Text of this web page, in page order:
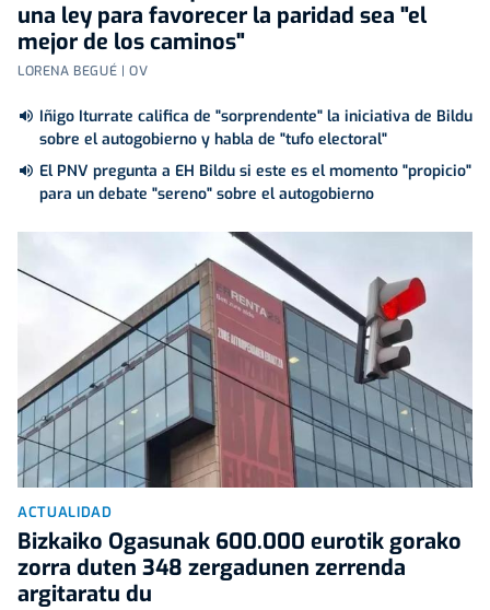
una ley para favorecer la paridad sea "el
mejor de los caminos"
LORENA BEGUÉ | OV
Iñigo Iturrate califica de "sorprendente" la iniciativa de Bildu
sobre el autogobierno y habla de "tufo electoral"
El PNV pregunta a EH Bildu si este es el momento "propicio"
para un debate "sereno" sobre el autogobierno
ACTUALIDAD
Bizkaiko Ogasunak 600.000 eurotik gorako
zorra duten 348 zergadunen zerrenda
argitaratu du